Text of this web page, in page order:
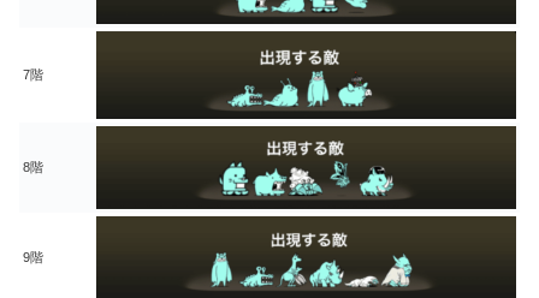
7階
8階
9階